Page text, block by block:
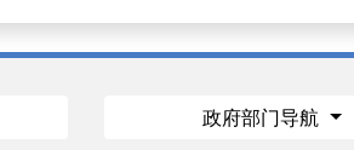
政府部门导航